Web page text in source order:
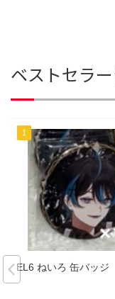
ベストセラ
EL6 ねいろ 缶バッジ